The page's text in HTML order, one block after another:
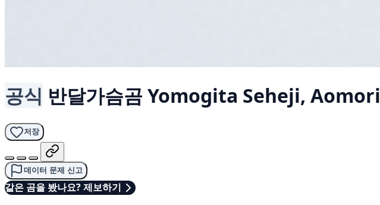
공식 반달가슴곰 Yomogita Seheji, Aomori
저장
데이터 문제 신고
같은 곰을 봤나요? 제보하기